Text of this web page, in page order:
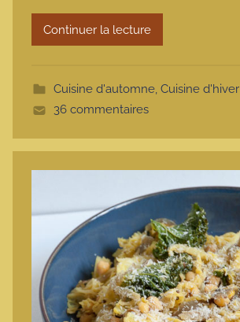
r
t
Continuer la lecture
Cuisine d'automne, Cuisine d'hiver
36 commentaires